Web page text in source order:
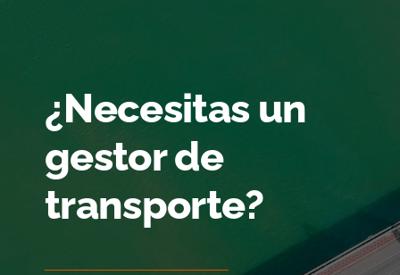
¿Necesitas un
gestor de
transporte?